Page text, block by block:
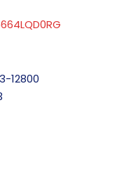
12800